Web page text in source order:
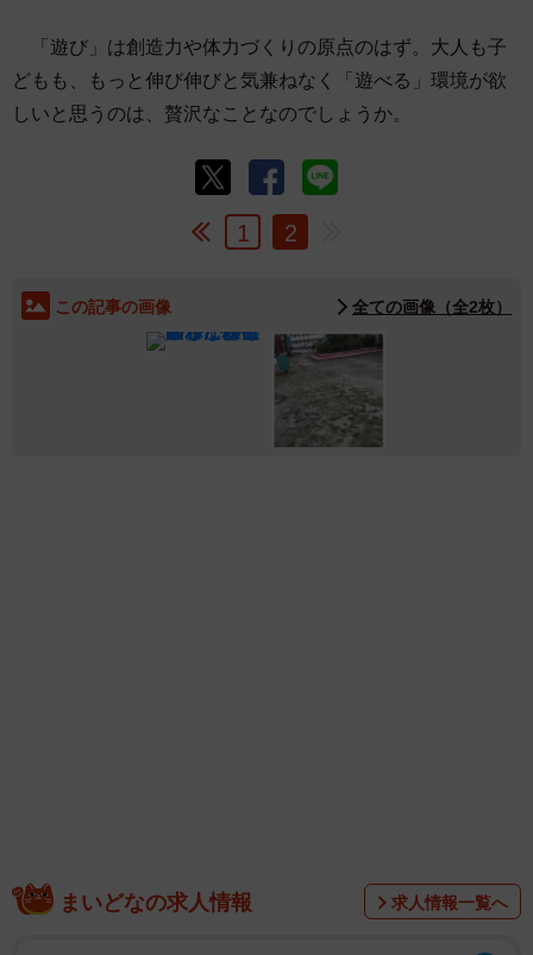
「遊び」は創造力や体力づくりの原点のはず。大人も子
どもも、もっと伸び伸びと気兼ねなく「遊べる」環境が欲
しいと思うのは、贅沢なことなのでしょうか。
1 2
この記事の画像 全ての画像（全2枚）
まいどなの求人情報 求人情報一覧へ